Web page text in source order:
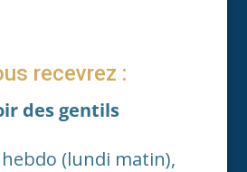
recevrez :
des gentils
(lundi matin),